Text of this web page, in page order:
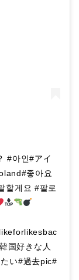
#아인#アイ
좋아요
할게요 #팔로
国好きな人
い#過去pic#